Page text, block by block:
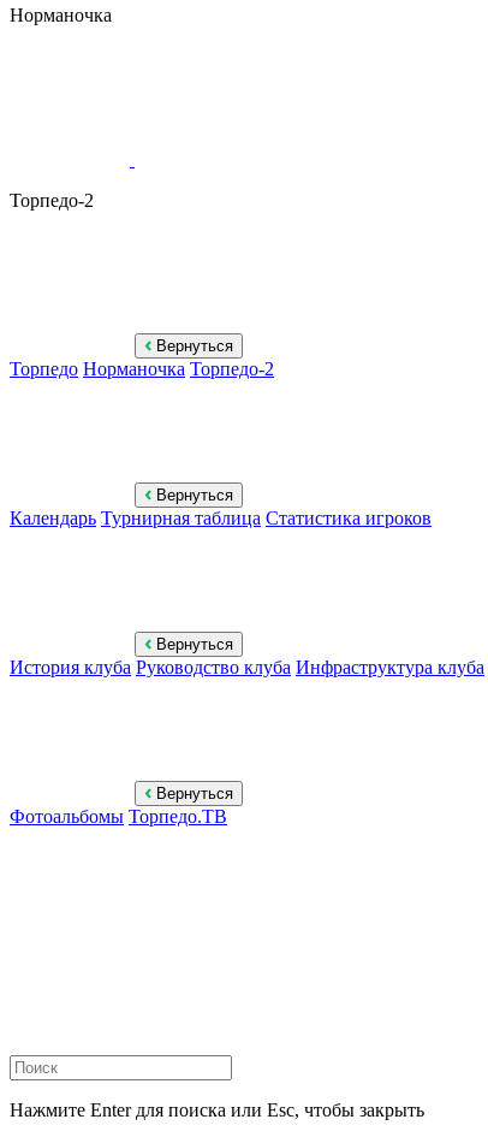
Норманочка
Торпедо-2
Вернуться
Торпедо Норманочка Торпедо-2
Вернуться
Календарь Турнирная таблица Статистика игроков
Вернуться
История клуба Руководство клуба Инфраструктура клуба
Вернуться
Фотоальбомы Торпедо.ТВ
Нажмите Enter для поиска или Esc, чтобы закрыть